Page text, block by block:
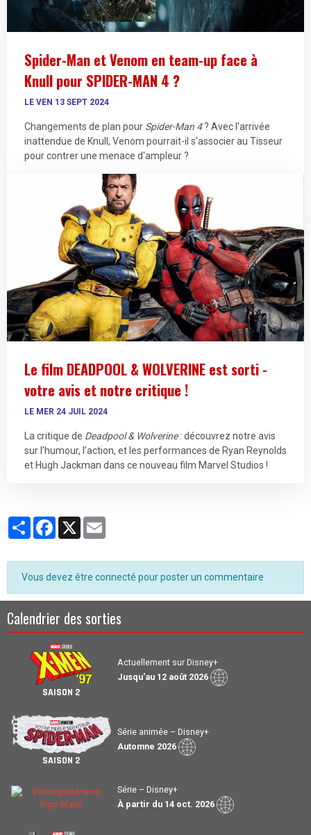
Spider-Man et Venom en team-up face à
Knull pour SPIDER-MAN 4 ?
LE VEN 13 SEPT 2024
Changements de plan pour Spider-Man 4? Avec l'arrivée
inattendue de Knull, Venom pourrait-il s'associer au Tisseur
pour contrer une menace d'ampleur ?
Le film DEADPOOL & WOLVERINE est sorti -
votre avis et notre critique !
LE MER 24 JUIL 2024
La critique de Deadpool & Wolverine: découvrez notre avis
sur l’humour, l’action, et les performances de Ryan Reynolds
et Hugh Jackman dans ce nouveau film Marvel Studios !
PartagerFacebook
X
Vous devez être connecté pour poster un commentaire
Calendrier des sorties
SAISON 2
Actuellement sur Disney+
Jusqu'au 12 août 2026
SAISON 2
Série animée – Disney+
Automne 2026
Série – Disney+
À partir du 14 oct. 2026